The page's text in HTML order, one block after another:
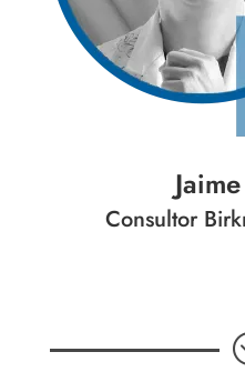
Consultor